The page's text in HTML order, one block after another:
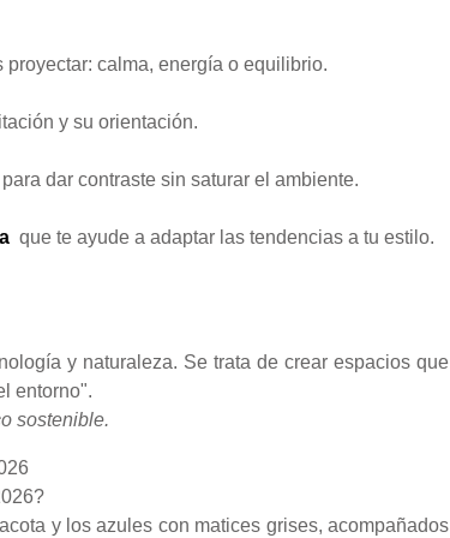
proyectar: ​​calma, energía o equilibrio.
y su orientación.
para dar contraste sin saturar el ambiente.
que te ayude a adaptar las tendencias a tu estilo.
y naturaleza. Se trata de crear espacios que
entorno".
sostenible.
y los azules con matices grises, acompañados